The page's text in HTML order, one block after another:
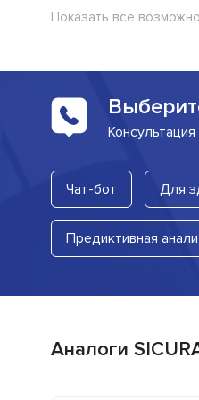
Показать все
Чат-бот Для
Предиктивная
Аналоги